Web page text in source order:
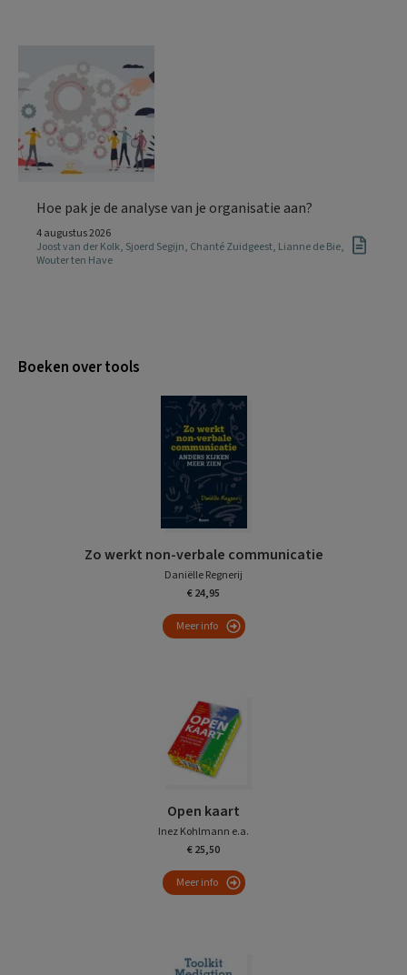
Hoe pak je de analyse van je organisatie aan?
4 augustus 2026
Joost van der Kolk, Sjoerd Segijn, Chanté Zuidgeest, Lianne de Bie,
Wouter ten Have
Boeken over tools
Zo werkt non-verbale communicatie
Daniëlle Regnerij
€ 24,95
Meer info
Open kaart
Inez Kohlmann e.a.
€ 25,50
Meer info